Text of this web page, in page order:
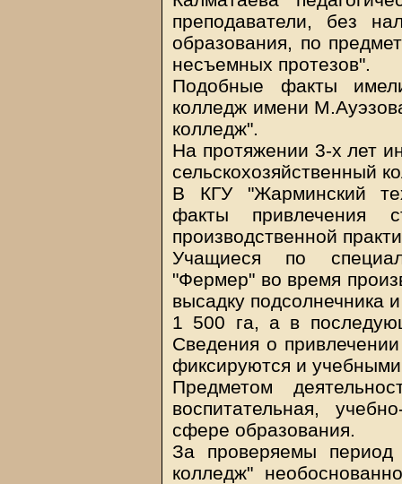
преподаватели, без
образования, по
несъемных протезов".
Подобные факты
колледж имени
колледж".
На протяжении 3-х лет
сельскохозяйственный
В КГУ "Жарминский
факты привлечения
производственной
Учащиеся по
"Фермер" во время
высадку подсолнечника
1 500 га, а в
Сведения о
фиксируются и
Предметом
воспитательная,
сфере образования.
За проверяемы период
колледж"